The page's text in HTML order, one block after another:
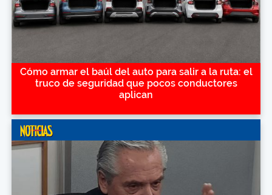
Cómo armar el baúl del auto para salir a la ruta: el
truco de seguridad que pocos conductores
aplican